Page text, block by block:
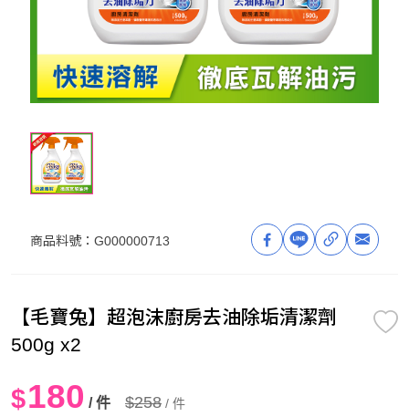
商品料號：G000000713
【毛寶兔】超泡沫廚房去油除垢清潔劑
500g x2
$180 / 件 $258 / 件